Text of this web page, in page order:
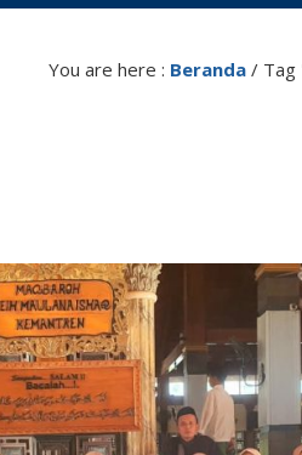
You are here : Beranda/ Tag